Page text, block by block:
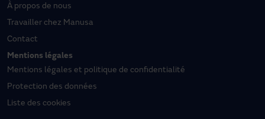
À propos de nous
Travailler chez Manusa
Contact
Mentions légales
Mentions légales et politique de confidentialité
Protection des données
Liste des cookies